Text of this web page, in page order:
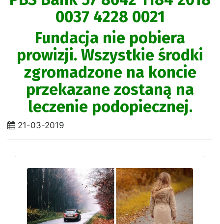
0037 4228 0021
Fundacja nie pobiera
prowizji. Wszystkie środki
zgromadzone na koncie
przekazane zostaną na
leczenie podopiecznej.
21-03-2019